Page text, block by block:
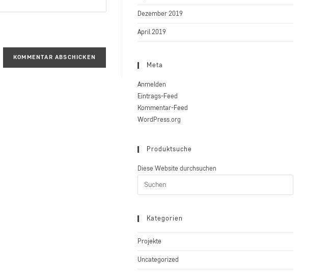
Dezember 2019
April 2019
Meta
Anmelden
Eintrags-Feed
Kommentar-Feed
WordPress.org
Produktsuche
Diese Website durchsuchen
Escape
Kategorien
Projekte
Uncategorized